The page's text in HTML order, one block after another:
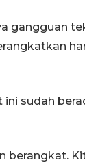
gangguan
sudah
berangkat.